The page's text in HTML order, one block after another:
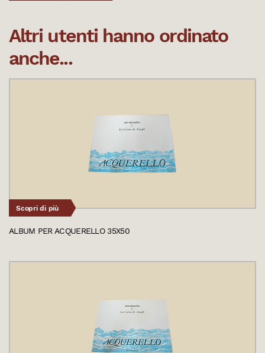
Altri utenti hanno ordinato
anche...
Scopri di più
ALBUM PER ACQUERELLO 35X50